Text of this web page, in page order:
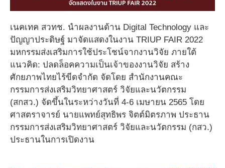
เนคเทค สวทช. นำผลงานด้าน Digital Technology และ
ปัญญาประดิษฐ์ มาจัดแสดงในงาน TRIUP FAIR 2022
มหกรรมส่งเสริมการใช้ประโชน์จากงานวิจัย ภายใต้
แนวคิด: ปลดล็อคความเป็นเจ้าของงานวิจัย สร้าง
ศักยภาพไทยไร้ขีดจำกัด จัดโดย สำนักงานคณะ
กรรมการส่งเสริมวิทยาศาสตร์ วิจัยและนวัตกรรม
(สกสว.) จัดขึ้นในระหว่างวันที่ 4-6 เมษายน 2565 โดย
ศาสตราจารย์ นายแพทย์สุทธิพร จิตต์มิตรภาพ ประธาน
กรรมการส่งเสริมวิทยาศาสตร์ วิจัยและนวัตกรรม (กสว.)
ประธานในการเปิดงาน